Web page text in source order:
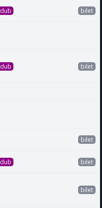
dub bilet
dub bilet
bilet
dub bilet
bilet